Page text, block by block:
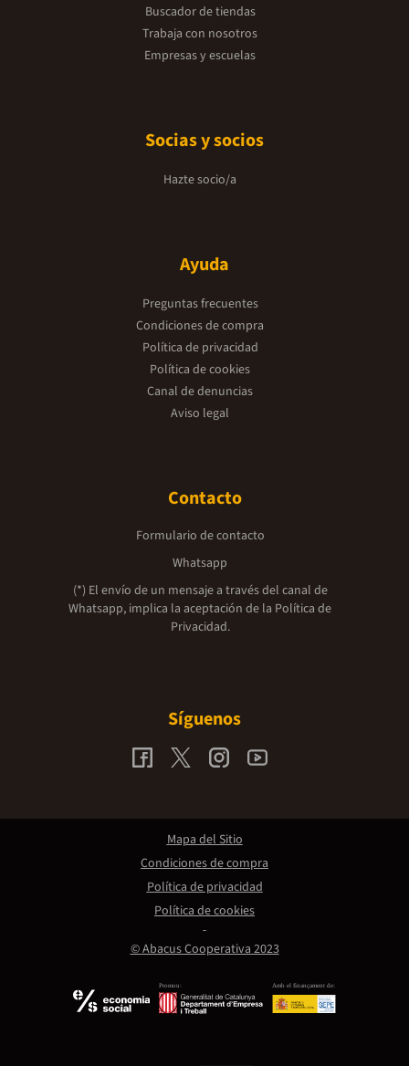
Buscador de tiendas
Trabaja con nosotros
Empresas y escuelas
Socias y socios
Hazte socio/a
Ayuda
Preguntas frecuentes
Condiciones de compra
Política de privacidad
Política de cookies
Canal de denuncias
Aviso legal
Contacto
Formulario de contacto
Whatsapp
(*) El envío de un mensaje a través del canal de
Whatsapp, implica la aceptación de la Política de
Privacidad.
Síguenos
Promou: Amb el finançament de:
© Abacus Cooperativa 2023
Mapa del Sitio
Condiciones de compra
Política de privacidad
Política de cookies